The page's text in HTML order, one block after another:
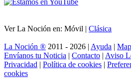
Ver La Noción en: Móvil | Clásica
La Noción ® 2011 - 2026 | Ayuda |
Envíanos tu Noticia | Contacto | Aviso
Privacidad | Política de cookies |
cookies